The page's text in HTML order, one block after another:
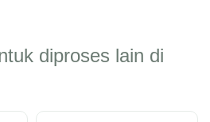
diproses lain di